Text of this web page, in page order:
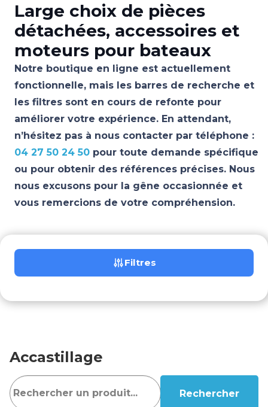
Large choix de pièces
détachées, accessoires et
moteurs pour bateaux
Notre boutique en ligne est actuellement
fonctionnelle, mais les barres de recherche et
les filtres sont en cours de refonte pour
améliorer votre expérience. En attendant,
n’hésitez pas à nous contacter par téléphone :
04 27 50 24 50 pour toute demande spécifique
ou pour obtenir des références précises. Nous
nous excusons pour la gêne occasionnée et
vous remercions de votre compréhension.
Filtres
Accastillage
Rechercher